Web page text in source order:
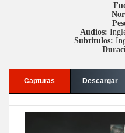
Audios:
Subtitulos:
Capturas Descargar